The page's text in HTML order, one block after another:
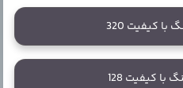
با کیفیت 320
با کیفیت 128